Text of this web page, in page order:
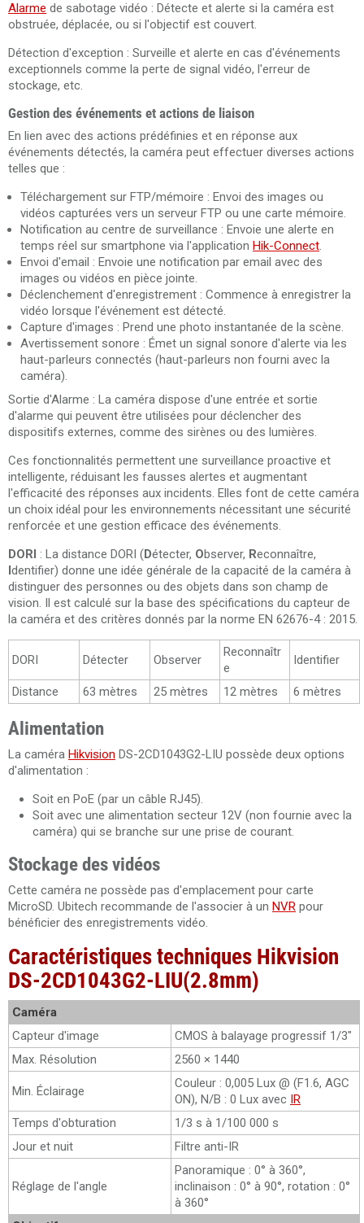
Alarme de sabotage vidéo : Détecte et alerte si la caméra est
obstruée, déplacée, ou si l'objectif est couvert.
Détection d'exception : Surveille et alerte en cas d'événements
exceptionnels comme la perte de signal vidéo, l'erreur de
stockage, etc.
Gestion des événements et actions de liaison
En lien avec des actions prédéfinies et en réponse aux
événements détectés, la caméra peut effectuer diverses actions
telles que :
Téléchargement sur FTP/mémoire : Envoi des images ou
vidéos capturées vers un serveur FTP ou une carte mémoire.
Notification au centre de surveillance : Envoie une alerte en
temps réel sur smartphone via l'application Hik-Connect.
Envoi d'email : Envoie une notification par email avec des
images ou vidéos en pièce jointe.
Déclenchement d'enregistrement : Commence à enregistrer la
vidéo lorsque l'événement est détecté.
Capture d'images : Prend une photo instantanée de la scène.
Avertissement sonore : Émet un signal sonore d'alerte via les
haut-parleurs connectés (haut-parleurs non fourni avec la
caméra).
Sortie d'Alarme : La caméra dispose d'une entrée et sortie
d'alarme qui peuvent être utilisées pour déclencher des
dispositifs externes, comme des sirènes ou des lumières.
Ces fonctionnalités permettent une surveillance proactive et
intelligente, réduisant les fausses alertes et augmentant
l'efficacité des réponses aux incidents. Elles font de cette caméra
un choix idéal pour les environnements nécessitant une sécurité
renforcée et une gestion efficace des événements.
DORI : La distance DORI (Détecter, Observer, Reconnaître,
Identifier) ​​donne une idée générale de la capacité de la caméra à
distinguer des personnes ou des objets dans son champ de
vision. Il est calculé sur la base des spécifications du capteur de
la caméra et des critères donnés par la norme EN 62676-4 : 2015.
DORI Détecter Observer
Reconnaîtr
e
Identifier
Distance 63 mètres 25 mètres 12 mètres 6 mètres
Alimentation
La caméra Hikvision DS-2CD1043G2-LIU possède deux options
d'alimentation :
Soit en PoE (par un câble RJ45).
Soit avec une alimentation secteur 12V (non fournie avec la
caméra) qui se branche sur une prise de courant.
Stockage des vidéos
Cette caméra ne possède pas d'emplacement pour carte
MicroSD. Ubitech recommande de l'associer à un NVR pour
bénéficier des enregistrements vidéo.
Caractéristiques techniques Hikvision
DS-2CD1043G2-LIU(2.8mm)
Caméra
Capteur d'image
CMOS à balayage progressif 1/3"
Max. Résolution
2560 × 1440
Min. Éclairage
Couleur : 0,005 Lux @ (F1.6, AGC
ON), N/B : 0 Lux avec IR
Temps d'obturation
1/3 s à 1/100 000 s
Jour et nuit
Filtre anti-IR
Réglage de l'angle
Panoramique : 0° à 360°,
inclinaison : 0° à 90°, rotation : 0°
à 360°